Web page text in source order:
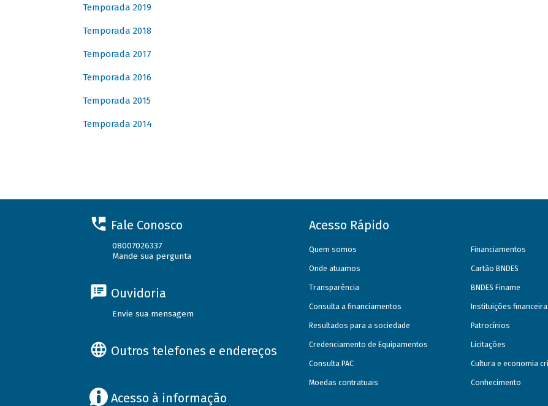
Temporada 2019
Temporada 2018
Temporada 2017
Temporada 2016
Temporada 2015
Temporada 2014
Fale Conosco
08007026337
Mande sua pergunta
Ouvidoria
Envie sua mensagem
Outros telefones e endereços
Acesso à informação
Acesso Rápido
Quem somos
Onde atuamos
Transparência
Consulta a financiamentos
Resultados para a sociedade
Credenciamento de Equipamentos
Consulta PAC
Moedas contratuais
Financiamentos
Cartão BNDES
BNDES Finame
Instituições
Patrocínios
Licitações
Cultura e economia
Conhecimento